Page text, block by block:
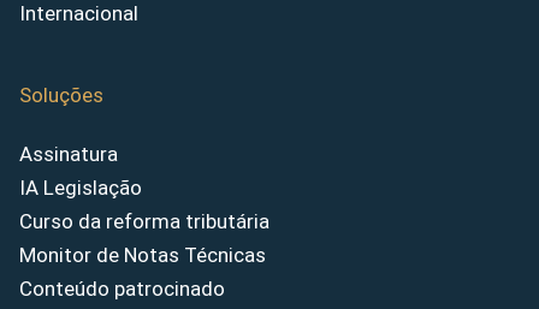
Internacional
Soluções
Assinatura
IA Legislação
Curso da reforma tributária
Monitor de Notas Técnicas
Conteúdo patrocinado